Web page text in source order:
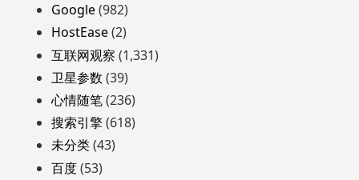
Google(982)
HostEase(2)
互联网观察 (1,331)
卫星参数 (39)
心情随笔(236)
搜索引擎(618)
未分类(43)
百度(53)